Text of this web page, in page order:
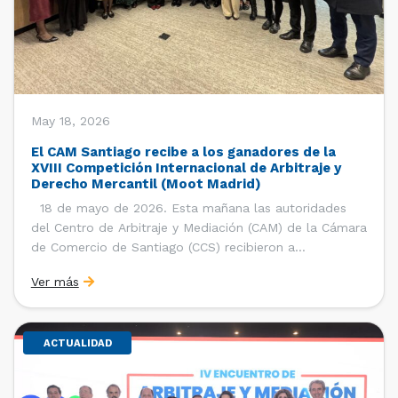
May 18, 2026
El CAM Santiago recibe a los ganadores de la
XVIII Competición Internacional de Arbitraje y
Derecho Mercantil (Moot Madrid)
18 de mayo de 2026. Esta mañana las autoridades
del Centro de Arbitraje y Mediación (CAM) de la Cámara
de Comercio de Santiago (CCS) recibieron a
Facultad de Derecho de la Universidad de Chile que se
consagró como ganador de la […]
Ver más
ACTUALIDAD